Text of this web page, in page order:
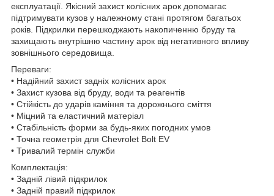
експлуатації. Якісний захист колісних арок допомагає
підтримувати кузов у належному стані протягом багатьох
років. Підкрилки перешкоджають накопиченню бруду та
захищають внутрішню частину арок від негативного впливу
зовнішнього середовища.
Переваги:
• Надійний захист задніх колісних арок
• Захист кузова від бруду, води та реагентів
• Стійкість до ударів каміння та дорожнього сміття
• Міцний та еластичний матеріал
• Стабільність форми за будь-яких погодних умов
• Точна геометрія для Chevrolet Bolt EV
• Тривалий термін служби
Комплектація:
• Задній лівий підкрилок
• Задній правий підкрилок